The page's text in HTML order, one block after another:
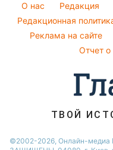
Новости Сум
Новости Черкассы
Новости Ровно
Потап
София Ротару
Ольга Сумская
Все о шоу-бизнесе
Легкие десерты
Напитки
Праздничное меню
O нас Редакция
Редакционная
Реклама на сайте
Отчет о
ТВОЙ
©2002-2026, Онлайн-медиа